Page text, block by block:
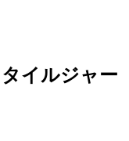
イルジャー